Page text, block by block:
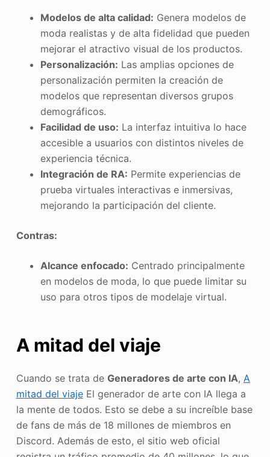
Modelos de alta calidad: Genera modelos de
moda realistas y de alta fidelidad que pueden
mejorar el atractivo visual de los productos.
Personalización: Las amplias opciones de
personalización permiten la creación de
modelos que representan diversos grupos
demográficos.
Facilidad de uso: La interfaz intuitiva lo hace
accesible a usuarios con distintos niveles de
experiencia técnica.
Integración de RA: Permite experiencias de
prueba virtuales interactivas e inmersivas,
mejorando la participación del cliente.
Contras:
Alcance enfocado: Centrado principalmente
en modelos de moda, lo que puede limitar su
uso para otros tipos de modelaje virtual.
A mitad del viaje
Cuando se trata de Generadores de arte con IA, A
mitad del viajeEl generador de arte con IA llega a
la mente de todos. Esto se debe a su increíble base
de fans de más de 18 millones de miembros en
Discord. Además de esto, el sitio web oficial